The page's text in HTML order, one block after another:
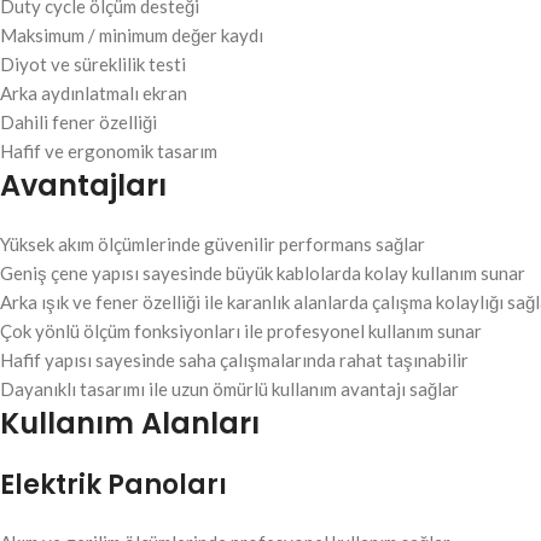
Duty cycle ölçüm desteği
Maksimum / minimum değer kaydı
Diyot ve süreklilik testi
Arka aydınlatmalı ekran
Dahili fener özelliği
Hafif ve ergonomik tasarım
Avantajları
Yüksek akım ölçümlerinde güvenilir performans sağlar
Geniş çene yapısı sayesinde büyük kablolarda kolay kullanım sunar
Arka ışık ve fener özelliği ile karanlık alanlarda çalışma kolaylığı
Çok yönlü ölçüm fonksiyonları ile profesyonel kullanım sunar
Hafif yapısı sayesinde saha çalışmalarında rahat taşınabilir
Dayanıklı tasarımı ile uzun ömürlü kullanım avantajı sağlar
Kullanım Alanları
Elektrik Panoları